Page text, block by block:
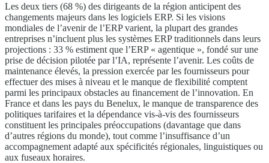
Les deux tiers (68 %) des dirigeants de la région anticipent des
changements majeurs dans les logiciels ERP. Si les visions
mondiales de l’avenir de l’ERP varient, la plupart des grandes
entreprises n’incluent plus les systèmes ERP traditionnels dans leurs
projections : 33 % estiment que l’ERP « agentique », fondé sur une
prise de décision pilotée par l’IA, représente l’avenir. Les coûts de
maintenance élevés, la pression exercée par les fournisseurs pour
effectuer des mises à niveau et le manque de flexibilité comptent
parmi les principaux obstacles au financement de l’innovation. En
France et dans les pays du Benelux, le manque de transparence des
politiques tarifaires et la dépendance vis-à-vis des fournisseurs
constituent les principales préoccupations (davantage que dans
d’autres régions du monde), tout comme l’insuffisance d’un
accompagnement adapté aux spécificités régionales, linguistiques ou
aux fuseaux horaires.